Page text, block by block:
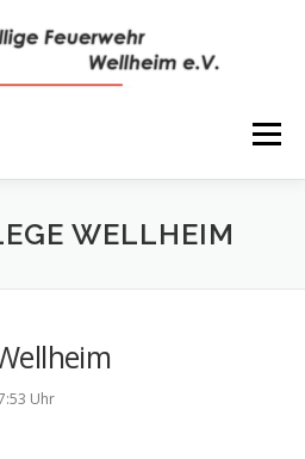
Menü
150 JAHRE FEUERWEHR
WELLHEIM
Uhr